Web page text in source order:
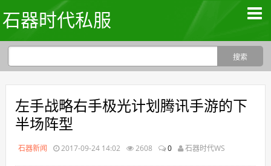
石器时代私服
左手战略右手极光计划腾讯手游的下
半场阵型
石器新闻 2017-09-24 14:02 2608 0 石器时代WS